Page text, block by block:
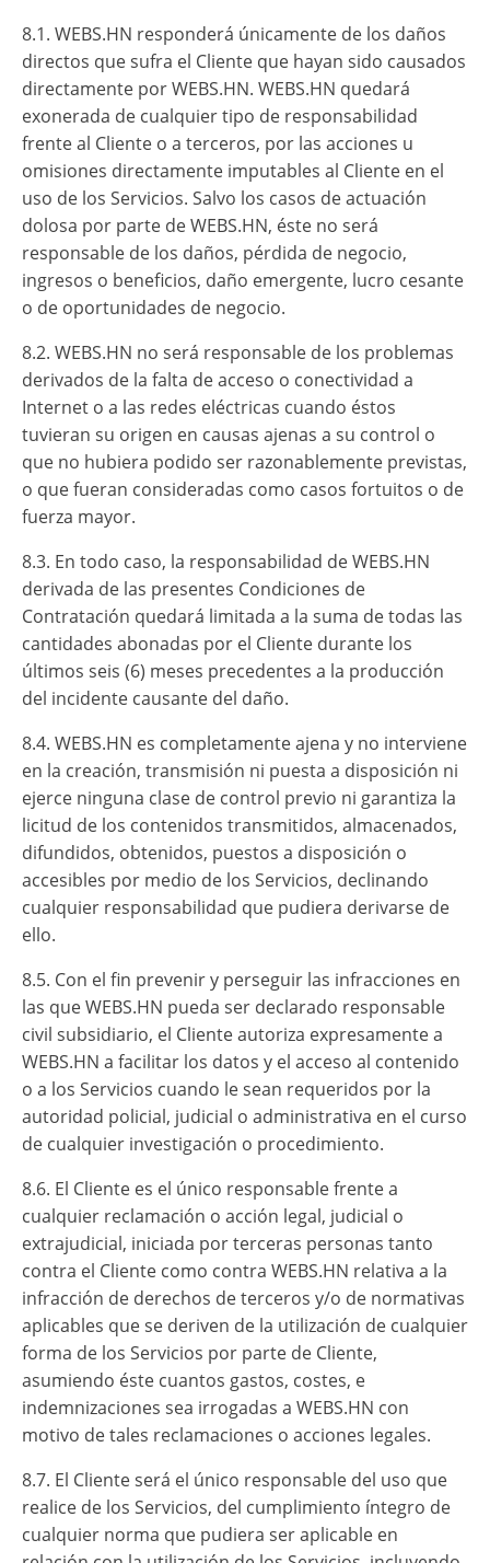
8.1. WEBS.HN responderá únicamente de los daños
directos que sufra el Cliente que hayan sido causados
directamente por WEBS.HN. WEBS.HN quedará
exonerada de cualquier tipo de responsabilidad
frente al Cliente o a terceros, por las acciones u
omisiones directamente imputables al Cliente en el
uso de los Servicios. Salvo los casos de actuación
dolosa por parte de WEBS.HN, éste no será
responsable de los daños, pérdida de negocio,
ingresos o beneficios, daño emergente, lucro cesante
o de oportunidades de negocio.
8.2. WEBS.HN no será responsable de los problemas
derivados de la falta de acceso o conectividad a
Internet o a las redes eléctricas cuando éstos
tuvieran su origen en causas ajenas a su control o
que no hubiera podido ser razonablemente previstas,
o que fueran consideradas como casos fortuitos o de
fuerza mayor.
8.3. En todo caso, la responsabilidad de WEBS.HN
derivada de las presentes Condiciones de
Contratación quedará limitada a la suma de todas las
cantidades abonadas por el Cliente durante los
últimos seis (6) meses precedentes a la producción
del incidente causante del daño.
8.4. WEBS.HN es completamente ajena y no interviene
en la creación, transmisión ni puesta a disposición ni
ejerce ninguna clase de control previo ni garantiza la
licitud de los contenidos transmitidos, almacenados,
difundidos, obtenidos, puestos a disposición o
accesibles por medio de los Servicios, declinando
cualquier responsabilidad que pudiera derivarse de
ello.
8.5. Con el fin prevenir y perseguir las infracciones en
las que WEBS.HN pueda ser declarado responsable
civil subsidiario, el Cliente autoriza expresamente a
WEBS.HN a facilitar los datos y el acceso al contenido
o a los Servicios cuando le sean requeridos por la
autoridad policial, judicial o administrativa en el curso
de cualquier investigación o procedimiento.
8.6. El Cliente es el único responsable frente a
cualquier reclamación o acción legal, judicial o
extrajudicial, iniciada por terceras personas tanto
contra el Cliente como contra WEBS.HN relativa a la
infracción de derechos de terceros y/o de normativas
aplicables que se deriven de la utilización de cualquier
forma de los Servicios por parte de Cliente,
asumiendo éste cuantos gastos, costes, e
indemnizaciones sea irrogadas a WEBS.HN con
motivo de tales reclamaciones o acciones legales.
8.7. El Cliente será el único responsable del uso que
realice de los Servicios, del cumplimiento íntegro de
cualquier norma que pudiera ser aplicable en